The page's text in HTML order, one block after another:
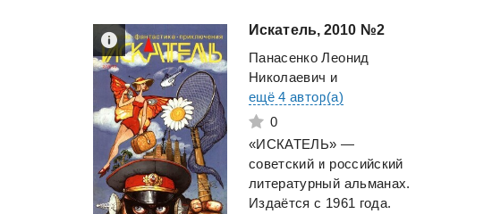
Искатель, 2010 №2
Панасенко Леонид
Николаевич и
ещё 4 автор(а)
0
«ИСКАТЕЛЬ» —
советский и российский
литературный альманах.
Издаётся с 1961 года.